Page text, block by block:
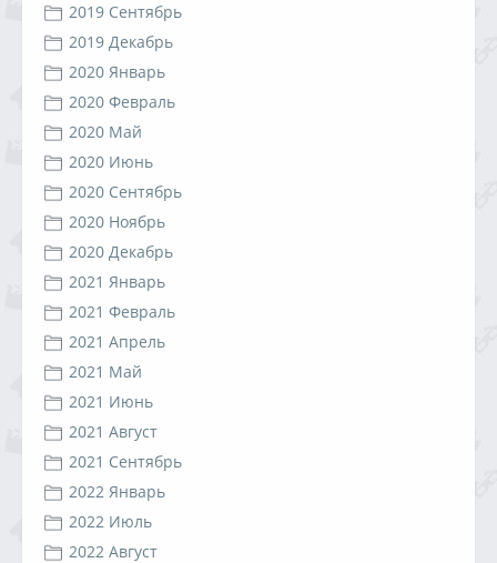
2019 Сентябрь
2019 Декабрь
2020 Январь
2020 Февраль
2020 Май
2020 Июнь
2020 Сентябрь
2020 Ноябрь
2020 Декабрь
2021 Январь
2021 Февраль
2021 Апрель
2021 Май
2021 Июнь
2021 Август
2021 Сентябрь
2022 Январь
2022 Июль
2022 Август